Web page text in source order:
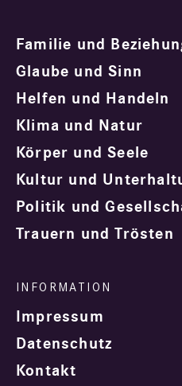
Familie und
Glaube und Sinn
Helfen und Handeln
Klima und Natur
Körper und Seele
Kultur und
Politik und
Trauern und Trösten
Impressum
Datenschutz
Kontakt